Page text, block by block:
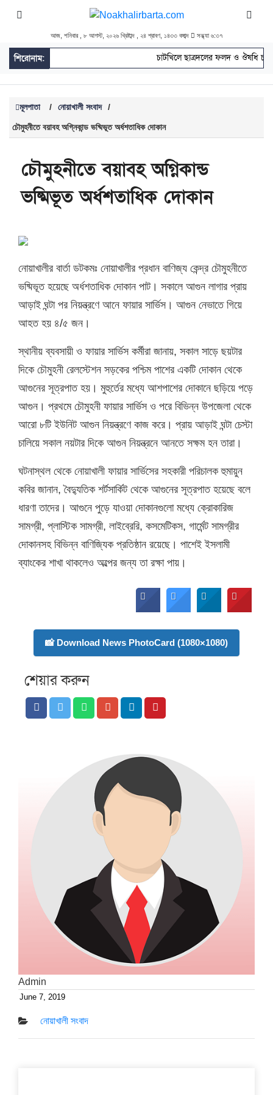
আজ, শনিবার , ৮ আগস্ট, ২০২৬ খ্রিষ্টাব্দ , ২৪ শ্রাবণ, ১৪৩৩ বঙ্গাব্দ সন্ধ্যা ৬:৩৭
শিরোনাম: চাটখিলে ছাত্রদলের ফলদ ও ঔষধি চারা
মূলপাতা / নোয়াখালী সংবাদ /
চৌমুহনীতে বয়াবহ অগ্নিকান্ড ভষ্মিভূত অর্ধশতাধিক দোকান
চৌমুহনীতে বয়াবহ অগ্নিকান্ড
ভষ্মিভূত অর্ধশতাধিক দোকান
নোয়াখালীর বার্তা ডটকমঃ নোয়াখালীর প্রধান বাণিজ্য কেন্দ্র চৌমুহনীতে
ভষ্মিভূত হয়েছে অর্ধশতাধিক দোকান পাট। সকালে আগুন লাগার প্রায়
আড়াই ঘন্টা পর নিয়ন্ত্রণে আনে ফায়ার সার্ভিস। আগুন নেভাতে গিয়ে
আহত হয় ৪/৫ জন।
স্থানীয় ব্যবসায়ী ও ফায়ার সার্ভিস কর্মীরা জানায়, সকাল সাড়ে ছয়টার
দিকে চৌমুহনী রেলস্টেশন সড়কের পশ্চিম পাশের একটি দোকান থেকে
আগুনের সূত্রপাত হয়। মুহুর্তের মধ্যে আশপাশের দোকানে ছড়িয়ে পড়ে
আগুন। প্রথমে চৌমুহনী ফায়ার সার্ভিস ও পরে বিভিন্ন উপজেলা থেকে
আরো ৮টি ইউনিট আগুন নিয়ন্ত্রণে কাজ করে। প্রায় আড়াই ঘন্টা চেস্টা
চালিয়ে সকাল নয়টার দিকে আগুন নিয়ন্ত্রনে আনতে সক্ষম হন তারা।
ঘটনাস্থল থেকে নোয়াখালী ফায়ার সার্ভিসের সহকারী পরিচালক হুমায়ুন
কবির জানান, বৈদ্যুতিক শর্টসার্কিট থেকে আগুনের সূত্রপাত হয়েছে বলে
ধারণা তাদের। আগুনে পুড়ে যাওয়া দোকানগুলো মধ্যে ক্রোকারিজ
সামগ্রী, প্লাস্টিক সামগ্রী, লাইব্রেরি, কসমেটিকস, গার্মেন্ট সামগ্রীর
দোকানসহ বিভিন্ন বাণিজ্যিক প্রতিষ্ঠান রয়েছে। পাশেই ইসলামী
ব্যাংকের শাখা থাকলেও অল্পের জন্য তা রক্ষা পায়।
📸 Download News PhotoCard (1080×1080)
শেয়ার করুন
Admin
Posted
on
June 7, 2019
নোয়াখালী সংবাদ